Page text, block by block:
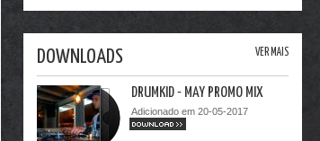
DOWNLOADS VER MAIS
DRUMKID - MAY PROMO MIX
Adicionado em 20-05-2017
DOWNLOAD >>